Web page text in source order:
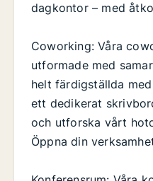
dagkontor – med
Coworking: Våra
utformade med
helt färdigställda
ett dedikerat
och utforska vårt
Öppna din